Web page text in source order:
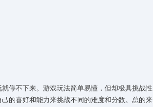
停不下来。游戏玩法简单易懂，但却极具挑战性
的喜好和能力来挑战不同的难度和分数。总的来